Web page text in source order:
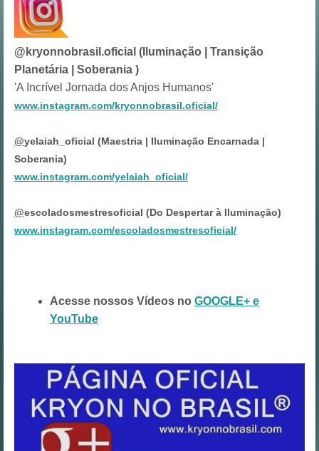
@kryonnobrasil.oficial (Iluminação | Transição
Planetária | Soberania )
'A Incrível Jornada dos Anjos Humanos'
www.instagram.com/kryonnobrasil.oficial/
@yelaiah_oficial (Maestria | Iluminação Encarnada |
Soberania)
www.instagram.com/yelaiah_oficial/
@escoladosmestresoficial (Do Despertar à Iluminação)
www.instagram.com/escoladosmestresoficial/
Acesse nossos Vídeos no GOOGLE+ e
YouTube